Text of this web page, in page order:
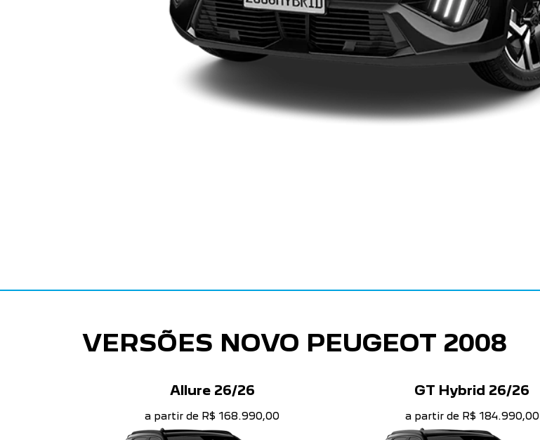
VERSÕES NOVO PEUGEOT 2008
Allure 26/26
a partir de R$ 168.990,00
GT Hybrid 26/26
a partir de R$ 184.990,00